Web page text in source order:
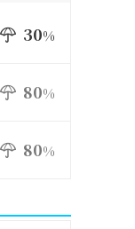
30%
80%
80%